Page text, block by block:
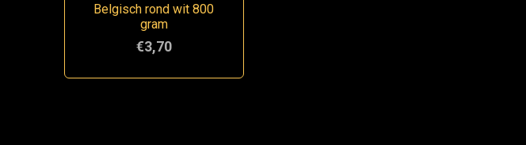
Belgisch rond wit 800
gram
€3,70